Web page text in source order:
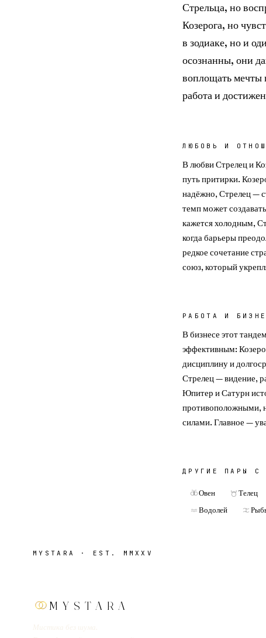
Стрельца, но
Козерога, но
в зодиаке, но и
осознанны, они
воплощать мечты
работа и
ЛЮБОВЬ И
В любви Стрелец и
путь притирки.
надёжно, Стрелец —
темп может
кажется холодным,
когда барьеры
редкое сочетание
союз, который
РАБОТА И
В бизнесе этот
эффективным:
дисциплину и
Стрелец — видение,
Юпитер и Сатурн
противоположными,
силами. Главное —
ДРУГИЕ ПАРЫ С
Овен Телец
Водолей
MYSTARA · EST. MMXXV
MYSTARA